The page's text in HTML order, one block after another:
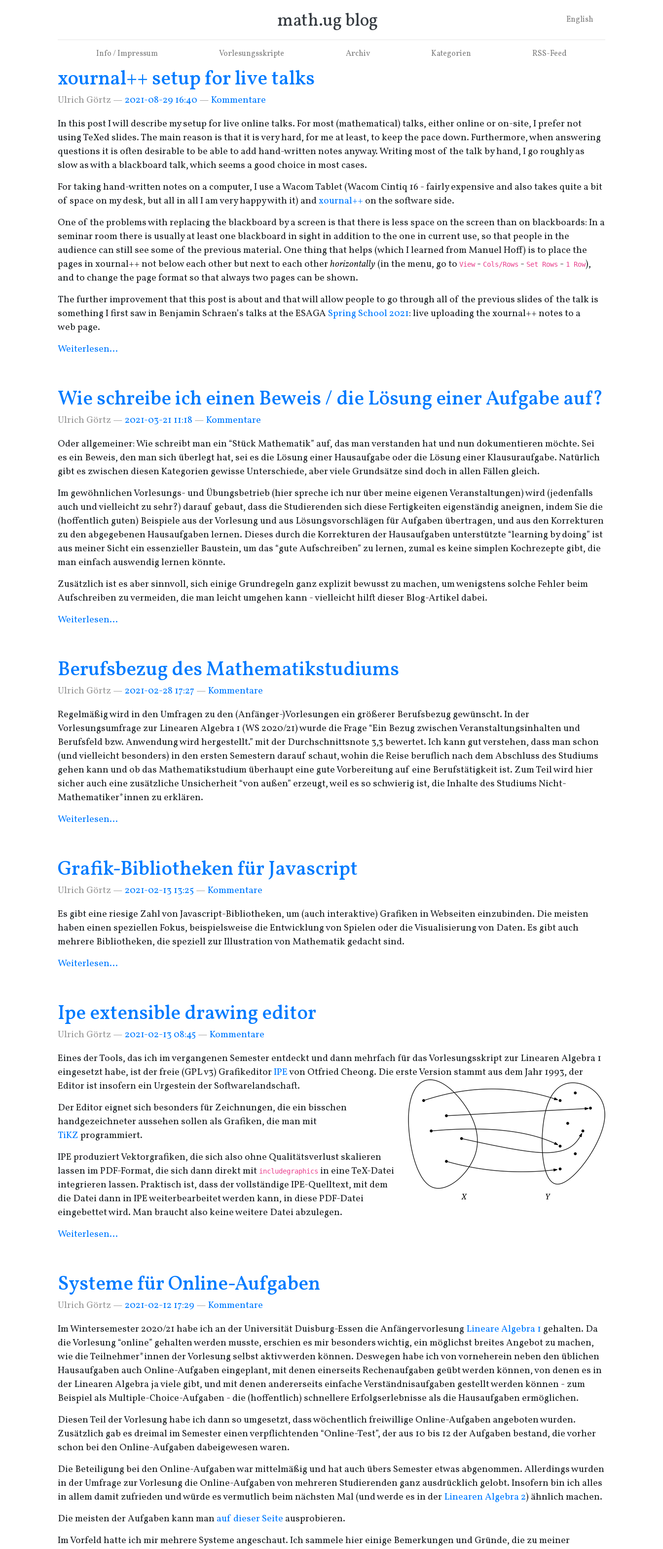
math.ug blog English
Info / Impressum Vorlesungsskripte Archiv Kategorien RSS-Feed
xournal++ setup for live talks
Ulrich Görtz 2021-08-29 16:40
Kommentare
In this post I will describe my setup for live online talks. For most (mathematical) talks, either online or on-site, I prefer not
using TeXed slides. The main reason is that it is very hard, for me at least, to keep the pace down. Furthermore, when answering
questions it is often desirable to be able to add hand-written notes anyway. Writing most of the talk by hand, I go roughly as
slow as with a blackboard talk, which seems a good choice in most cases.
For taking hand-written notes on a computer, I use a Wacom Tablet (Wacom Cintiq 16 - fairly expensive and also takes quite a bit
of space on my desk, but all in all I am very happy with it) andxournal++ on the software side.
One of the problems with replacing the blackboard by a screen is that there is less space on the screen than on blackboards: In a
seminar room there is usually at least one blackboard in sight in addition to the one in current use, so that people in the
audience can still see some of the previous material. One thing that helps (which I learned from Manuel Hoff) is to place the
pages in xournal++ not below each other but next to each otherhorizontally(in the menu, go to View- Cols/Rows - Set Rows - 1 Row),
and to change the page format so that always two pages can be shown.
The further improvement that this post is about and that will allow people to go through all of the previous slides of the talk is
something I first saw in Benjamin Schraen’s talks at theESAGA Spring School 2021: live uploading the xournal++ notes to a
web page.
Weiterlesen…
Wie schreibe ich einen Beweis / die Lösung einer Aufgabe auf?
Ulrich Görtz 2021-03-21 11:18
Kommentare
Oder allgemeiner: Wie schreibt man ein “Stück Mathematik” auf, das man verstanden hat und nun dokumentieren möchte. Sei
es ein Beweis, den man sich überlegt hat, sei es die Lösung einer Hausaufgabe oder die Lösung einer Klausuraufgabe. Natürlich
gibt es zwischen diesen Kategorien gewisse Unterschiede, aber viele Grundsätze sind doch in allen Fällen gleich.
Im gewöhnlichen Vorlesungs- und Übungsbetrieb (hier spreche ich nur über meine eigenen Veranstaltungen) wird (jedenfalls
auch und vielleicht zu sehr?) darauf gebaut, dass die Studierenden sich diese Fertigkeiten eigenständig aneignen, indem Sie die
(hoffentlich guten) Beispiele aus der Vorlesung und aus Lösungsvorschlägen für Aufgaben übertragen, und aus den Korrekturen
zu den abgegebenen Hausaufgaben lernen. Dieses durch die Korrekturen der Hausaufgaben unterstützte “learning by doing” ist
aus meiner Sicht ein essenzieller Baustein, um das “gute Aufschreiben” zu lernen, zumal es keine simplen Kochrezepte gibt, die
man einfach auswendig lernen könnte.
Zusätzlich ist es aber sinnvoll, sich einige Grundregeln ganz explizit bewusst zu machen, um wenigstens solche Fehler beim
Aufschreiben zu vermeiden, die man leicht umgehen kann - vielleicht hilft dieser Blog-Artikel dabei.
Weiterlesen…
Berufsbezug des Mathematikstudiums
Ulrich Görtz 2021-02-28 17:27
Kommentare
Regelmäßig wird in den Umfragen zu den (Anfänger-)Vorlesungen ein größerer Berufsbezug gewünscht. In der
Vorlesungsumfrage zur Linearen Algebra 1 (WS 2020/21) wurde die Frage “Ein Bezug zwischen Veranstaltungsinhalten und
Berufsfeld bzw. Anwendung wird hergestellt.” mit der Durchschnittsnote 3,3 bewertet. Ich kann gut verstehen, dass man schon
(und vielleicht besonders) in den ersten Semestern darauf schaut, wohin die Reise beruflich nach dem Abschluss des Studiums
gehen kann und ob das Mathematikstudium überhaupt eine gute Vorbereitung auf eine Berufstätigkeit ist. Zum Teil wird hier
sicher auch eine zusätzliche Unsicherheit “von außen” erzeugt, weil es so schwierig ist, die Inhalte des Studiums Nicht-
Mathematiker*innen zu erklären.
Weiterlesen…
Grafik-Bibliotheken für Javascript
Ulrich Görtz 2021-02-13 13:25
Kommentare
Es gibt eine riesige Zahl von Javascript-Bibliotheken, um (auch interaktive) Grafiken in Webseiten einzubinden. Die meisten
haben einen speziellen Fokus, beispielsweise die Entwicklung von Spielen oder die Visualisierung von Daten. Es gibt auch
mehrere Bibliotheken, die speziell zur Illustration von Mathematik gedacht sind.
Weiterlesen…
Ipe extensible drawing editor
Ulrich Görtz 2021-02-13 08:45
Kommentare
Eines der Tools, das ich im vergangenen Semester entdeckt und dann mehrfach für das Vorlesungsskript zur Linearen Algebra 1
eingesetzt habe, ist der freie (GPLv3) GrafikeditorIPEvon Otfried Cheong. Die erste Version stammt aus dem Jahr 1993, der
Editor ist insofern ein Urgestein der Softwarelandschaft.
Der Editor eignet sich besonders für Zeichnungen, die ein bisschen
handgezeichneter aussehen sollen als Grafiken, die man mit
TiKZprogrammiert.
IPEproduziert Vektorgrafiken, die sich also ohne Qualitätsverlust skalieren
lassen imPDF-Format, die sich dann direkt mit includegraphics in eine TeX-Datei
integrieren lassen. Praktisch ist, dass der vollständigeIPE-Quelltext, mit dem
die Datei dann inIPEweiterbearbeitet werden kann, in diesePDF-Datei
eingebettet wird. Man braucht also keine weitere Datei abzulegen.
Weiterlesen…
Systeme für Online-Aufgaben
Ulrich Görtz 2021-02-12 17:29
Kommentare
Im Wintersemester 2020/21 habe ich an der Universität Duisburg-Essen die Anfängervorlesung Lineare Algebra 1 gehalten. Da
die Vorlesung “online” gehalten werden musste, erschien es mir besonders wichtig, ein möglichst breites Angebot zu machen,
wie die Teilnehmer*innen der Vorlesung selbst aktiv werden können. Deswegen habe ich von vorneherein neben den üblichen
Hausaufgaben auch Online-Aufgaben eingeplant, mit denen einerseits Rechenaufgaben geübt werden können, von denen es in
der Linearen Algebra ja viele gibt, und mit denen andererseits einfache Verständnisaufgaben gestellt werden können - zum
Beispiel als Multiple-Choice-Aufgaben - die (hoffentlich) schnellere Erfolgserlebnisse als die Hausaufgaben ermöglichen.
Diesen Teil der Vorlesung habe ich dann so umgesetzt, dass wöchentlich freiwillige Online-Aufgaben angeboten wurden.
Zusätzlich gab es dreimal im Semester einen verpflichtenden “Online-Test”, der aus 10 bis 12 der Aufgaben bestand, die vorher
schon bei den Online-Aufgaben dabeigewesen waren.
Die Beteiligung bei den Online-Aufgaben war mittelmäßig und hat auch übers Semester etwas abgenommen. Allerdings wurden
in der Umfrage zur Vorlesung die Online-Aufgaben von mehreren Studierenden ganz ausdrücklich gelobt. Insofern bin ich alles
in allem damit zufrieden und würde es vermutlich beim nächsten Mal (und werde es in der Linearen Algebra 2) ähnlich machen.
Die meisten der Aufgaben kann manauf dieser Seite ausprobieren.
Im Vorfeld hatte ich mir mehrere Systeme angeschaut. Ich sammele hier einige Bemerkungen und Gründe, die zu meiner